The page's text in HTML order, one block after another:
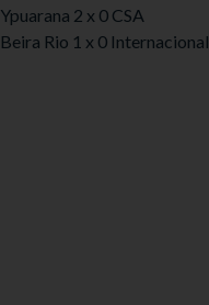
Ypuarana 2 x 0 CSA
Beira Rio 1 x 0 Internacional